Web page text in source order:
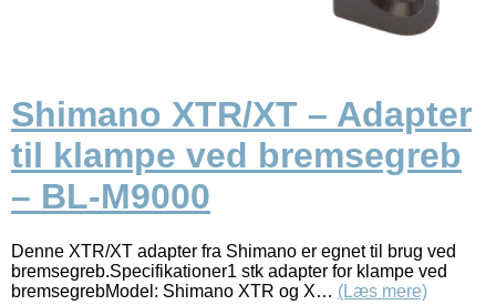
Shimano XTR/XT – Adapter
til klampe ved bremsegreb
– BL-M9000
Denne XTR/XT adapter fra Shimano er egnet til brug ved
bremsegreb.Specifikationer1 stk adapter for klampe ved
bremsegrebModel: Shimano XTR og X… (Læs mere)